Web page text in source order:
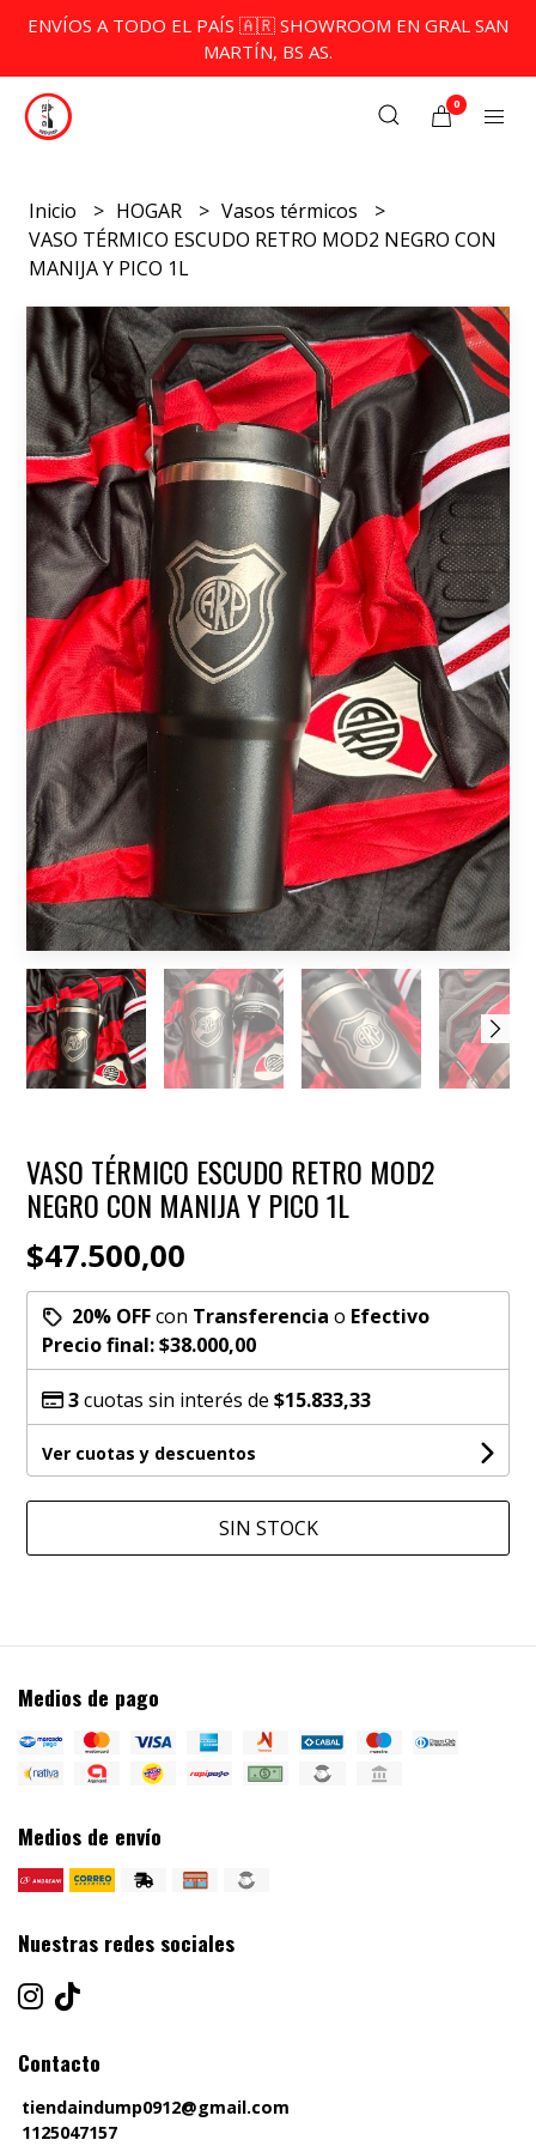
ENVÍOS A TODO EL PAÍS 🇦🇷 SHOWROOM EN GRAL SAN
MARTÍN, BS AS.
0
Inicio HOGAR
Vasos térmicos
VASO TÉRMICO ESCUDO RETRO MOD2 NEGRO CON
MANIJA Y PICO 1L
VASO TÉRMICO ESCUDO RETRO MOD2
NEGRO CON MANIJA Y PICO 1L
$47.500,00
20% OFFcon Transferencia o Efectivo
Precio final:$38.000,00
3cuotas sin interés de$15.833,33
Ver cuotas y descuentos
SIN STOCK
Medios de pago
Medios de envío
Nuestras redes sociales
Contacto
tiendaindump0912@gmail.com
1125047157